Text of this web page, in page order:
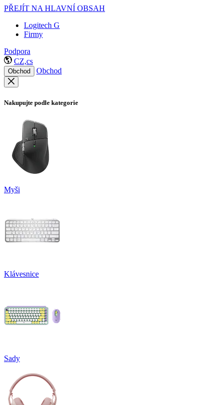
PŘEJÍT NA HLAVNÍ OBSAH
Logitech G
Firmy
Podpora
CZ,cs
Obchod Obchod
Nakupujte podle kategorie
Myši
Klávesnice
Sady